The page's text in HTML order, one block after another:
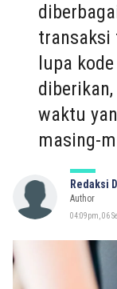
transaksi
lupa
waktu
masing-
Redaksi
Author
04:09pm, 06